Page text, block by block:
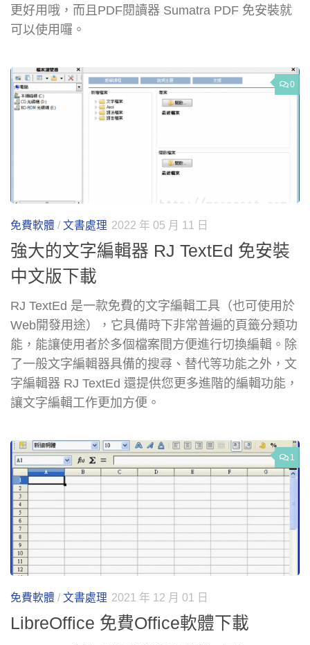
更好用哦，而且PDF閱讀器 Sumatra PDF 免安裝就
可以使用囉。
0
免費軟體 / 文書處理 2022 年 05 月 11 日
強大的文字編輯器 RJ TextEd 免安裝
中文版下載
RJ TextEd 是一款免費的文字編輯工具（也可使用於
Web開發用途），它具備時下非常普遍的頁籤分類功
能，能讓使用者於多個檔案間方便進行切換編輯。除
了一般文字編輯器具備的搜尋、替代等功能之外，文
字編輯器 RJ TextEd 還提供您更多進階的編輯功能，
讓文字編輯工作更加方便。
1
免費軟體 / 文書處理 2021 年 12 月 01 日
LibreOffice 免費Office軟體下載